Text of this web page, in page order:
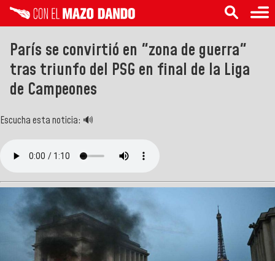
París se convirtió en "zona de guerra"
tras triunfo del PSG en final de la Liga
de Campeones
Escucha esta noticia: 🔊